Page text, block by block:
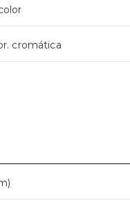
cromática